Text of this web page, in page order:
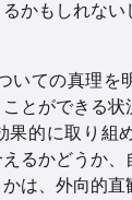
かもしれない
いての真理を
とができる状
果的に取り組
るかどうか
は、外向的